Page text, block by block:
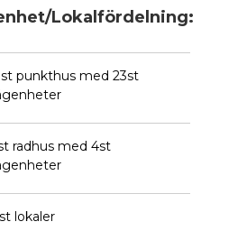
Lokalfördelning:
st punkthus med 23st
radhus med 4st
lokaler